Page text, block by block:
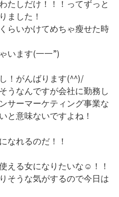
たしだけ！！！ってずっと
ました！
らいかけてめちゃ瘦せた時
います(一一”)
！がんばります(^^)/
うなんですが会社に勤務し
サーマーケティング事業な
と意味ないですよね！
なれるのだ！！
える女になりたいな☺！！
そうな気がするので今日は